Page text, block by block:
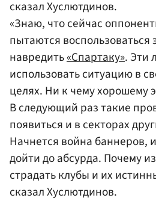
сказал Хуслютдинов.
«Знаю, что сейчас
пытаются
навредить«Спартаку». Эти
использовать ситуацию в
целях. Ни к чему хорошему
В следующий раз такие
появиться и в секторах
Начнется война баннеров,
дойти до абсурда. Почему
страдать клубы и их
сказал Хуслютдинов.